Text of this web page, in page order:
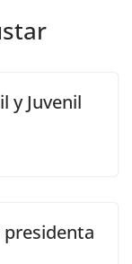
y Juvenil
presidenta